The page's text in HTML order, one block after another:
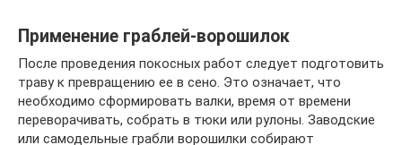
Применение граблей-ворошилок
После проведения покосных работ следует подготовить
траву к превращению ее в сено. Это означает, что
необходимо сформировать валки, время от времени
переворачивать, собрать в тюки или рулоны. Заводские
или самодельные грабли ворошилки собирают